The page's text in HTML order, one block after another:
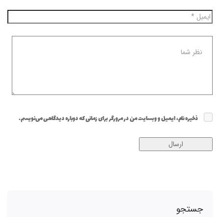
جستجو
ذخیره نام، ایمیل و وبسایت من در مرورگر برای زمانی که دوباره دیدگاهی می‌نویسم.